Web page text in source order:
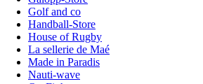
Golf and co
Handball-Store
House of Rugby
La sellerie de Maé
Made in Paradis
Nauti-wave